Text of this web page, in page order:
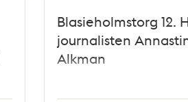
Blasieholmstorg 12.
journalisten
Alkman